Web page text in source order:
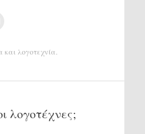
και λογοτεχνία
λογοτέχνες;